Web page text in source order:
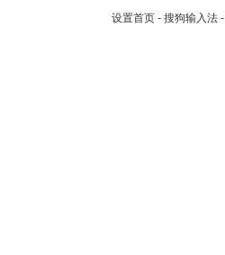
设置首页 - 搜狗输入法 -